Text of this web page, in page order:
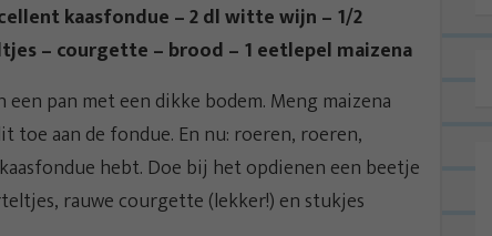
kaasfondue – 2 dl witte wijn – 1/2
– courgette – brood – 1 eetlepel maizena
pan met een dikke bodem. Meng maizena
aan de fondue. En nu: roeren, roeren,
hebt. Doe bij het opdienen een beetje
rauwe courgette (lekker!) en stukjes